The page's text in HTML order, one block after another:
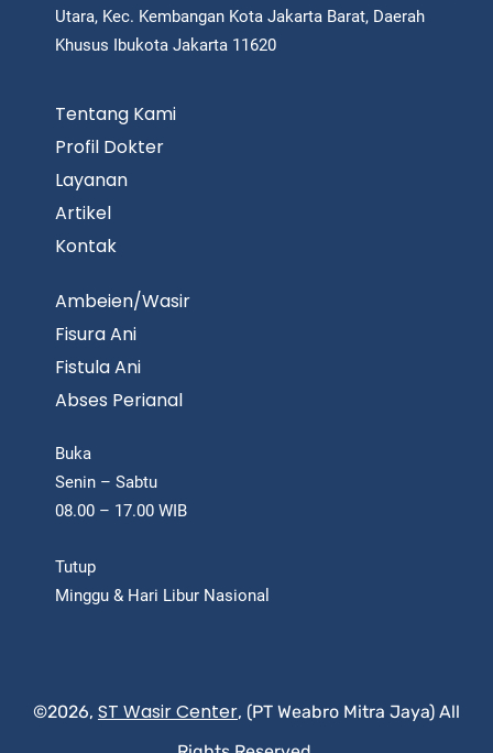
Utara, Kec. Kembangan Kota Jakarta Barat, Daerah
Khusus Ibukota Jakarta 11620
Tentang Kami
Profil Dokter
Layanan
Artikel
Kontak
Ambeien/Wasir
Fisura Ani
Fistula Ani
Abses Perianal
Buka
Senin – Sabtu
08.00 – 17.00 WIB
Tutup
Minggu & Hari Libur Nasional
©2026, ST Wasir Center, (PT Weabro Mitra Jaya) All